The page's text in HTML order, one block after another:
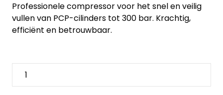
Professionele compressor voor het snel en veilig
vullen van PCP-cilinders tot 300 bar. Krachtig,
efficiënt en betrouwbaar.